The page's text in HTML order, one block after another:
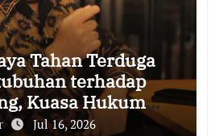
Tahan Terduga
terhadap
Kuasa Hukum
Jul 16, 2026